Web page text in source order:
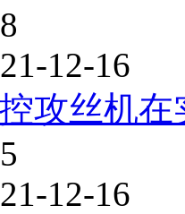
12-16
攻丝机
12-16